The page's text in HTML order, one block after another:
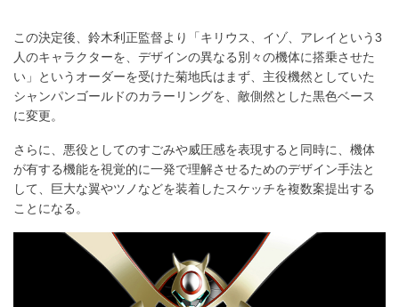
この決定後、鈴木利正監督より「キリウス、イゾ、アレイという3
人のキャラクターを、デザインの異なる別々の機体に搭乗させた
い」というオーダーを受けた菊地氏はまず、主役機然としていた
シャンパンゴールドのカラーリングを、敵側然とした黒色ベース
に変更。
さらに、悪役としてのすごみや威圧感を表現すると同時に、機体
が有する機能を視覚的に一発で理解させるためのデザイン手法と
して、巨大な翼やツノなどを装着したスケッチを複数案提出する
ことになる。